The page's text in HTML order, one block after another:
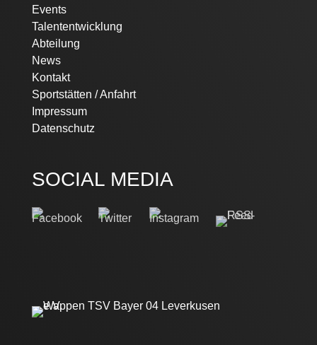
Events
Talententwicklung
Abteilung
News
Kontakt
Sportstätten / Anfahrt
Impressum
Datenschutz
SOCIAL MEDIA